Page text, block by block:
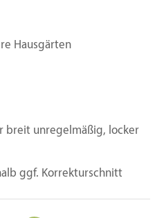
Hausgärten
breit unregelmäßig, locker
ggf. Korrekturschnitt